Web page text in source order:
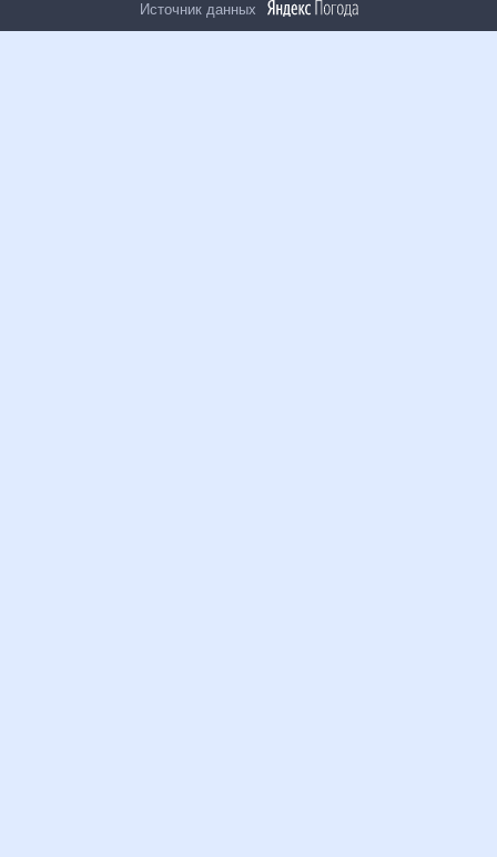
рекомендательные технологии в соответствии с